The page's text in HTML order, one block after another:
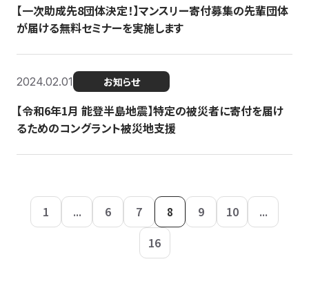
【一次助成先8団体決定！】マンスリー寄付募集の先輩団体
が届ける無料セミナーを実施します
2024.02.01 お知らせ
【令和6年1月 能登半島地震】特定の被災者に寄付を届け
るためのコングラント被災地支援
1 ... 6 7 8 9 10
...
16